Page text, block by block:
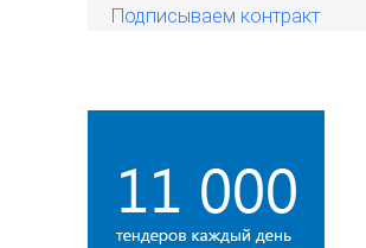
Подписываем контракт